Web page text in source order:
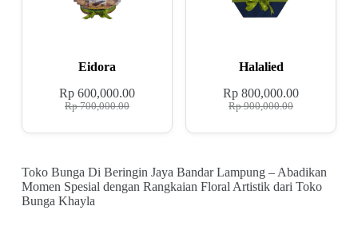
Eidora
Rp700,000.00
Rp600,000.00
Halalied
Rp900,000.00
Rp 800,000.00
Toko Bunga Di Beringin Jaya Bandar Lampung – Abadikan
Momen Spesial dengan Rangkaian Floral Artistik dari Toko
Bunga Khayla